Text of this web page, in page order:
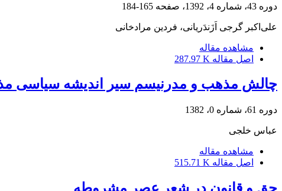
دوره 43، شماره 4، 1392، صفحه 165-184
علی‌اکبر گرجی اَزَندَریانی، فردین مرادخانی
مشاهده مقاله
اصل مقاله 287.97 K
چالش مذهب و مدرنیسم سیر اندیشه سیاسی
دوره 61، شماره 0، 1382
عباس خلجی
مشاهده مقاله
اصل مقاله 515.71 K